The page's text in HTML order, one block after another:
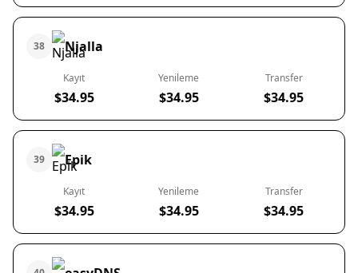
38 Njalla
Kayıt
$34.95
Yenileme
$34.95
Transfer
$34.95
39 Epik
Kayıt
$34.95
Yenileme
$34.95
Transfer
$34.95